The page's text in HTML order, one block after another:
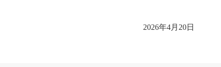
2026年4月20日